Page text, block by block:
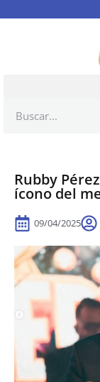
Rubby
ícono del
09/04/2025